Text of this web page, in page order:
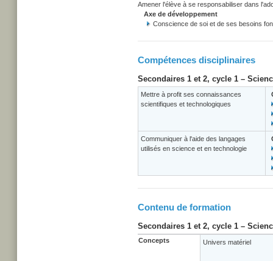
Amener l'élève à se responsabiliser dans
Axe de développement
Conscience de soi et de ses besoins
Compétences disciplinaires
Secondaires 1 et 2, cycle 1 –
Mettre à profit ses connaissances
scientifiques et technologiques
Communiquer à l'aide des langages
utilisés en science et en technologie
Contenu de formation
Secondaires 1 et 2, cycle 1 –
Concepts Univers matériel